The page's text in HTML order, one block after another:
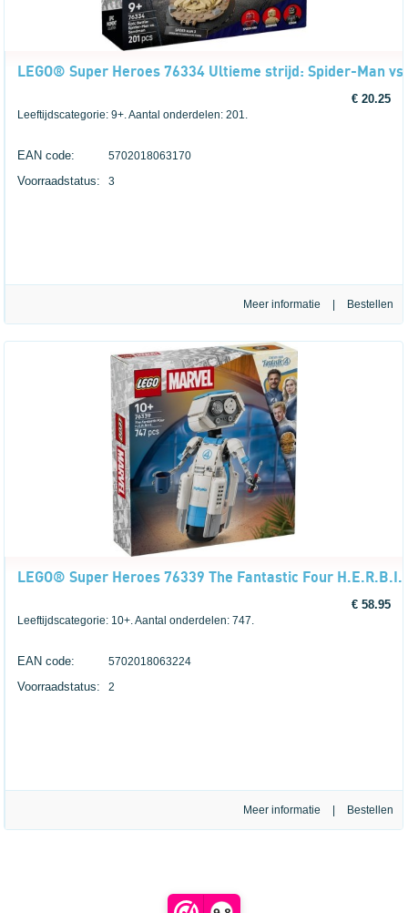
LEGO® Super Heroes 76334 Ultieme strijd: Spider-Man
€ 20.25
Leeftijdscategorie: 9+. Aantal onderdelen: 201.
EAN code: 5702018063170
Voorraadstatus: 3
Meer informatie
LEGO® Super Heroes 76339 The Fantastic Four
€ 58.95
Leeftijdscategorie: 10+. Aantal onderdelen: 747.
EAN code: 5702018063224
Voorraadstatus: 2
Meer informatie